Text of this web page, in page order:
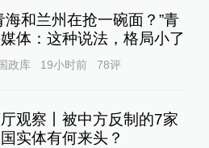
海和兰州在抢一碗面？”青
体：这种说法，格局小了
政库 19小时前 78评
观察丨被中方反制的7家
实体有何来头？